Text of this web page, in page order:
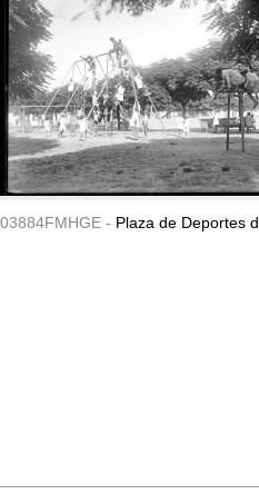
03884FMHGE - Plaza de Deportes